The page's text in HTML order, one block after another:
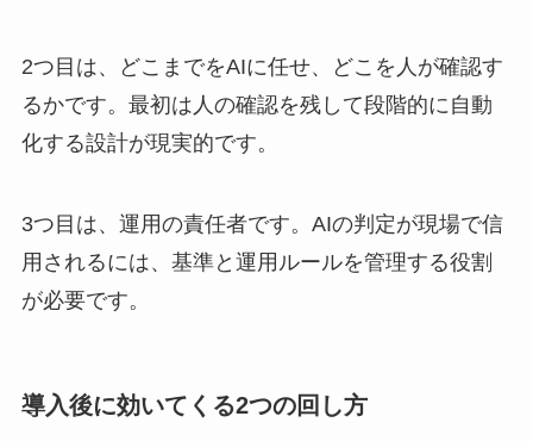
2つ目は、どこまでをAIに任せ、どこを人が確認す
るかです。最初は人の確認を残して段階的に自動
化する設計が現実的です。
3つ目は、運用の責任者です。AIの判定が現場で信
用されるには、基準と運用ルールを管理する役割
が必要です。
導入後に効いてくる2つの回し方